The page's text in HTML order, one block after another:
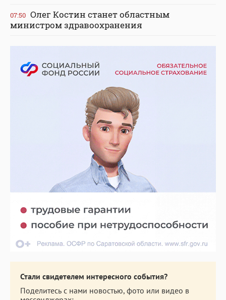
07:50 Олег Костин станет областным
министром здравоохранения
Стали свидетелем интересного события?
Поделитесь с нами новостью, фото или видео в